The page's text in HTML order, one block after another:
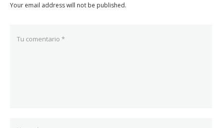
Your email address will not be published.